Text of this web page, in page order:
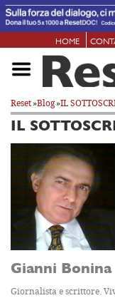
HOME
Reset»Blog»IL
IL
Gianni Bonina
Giornalista e scrittore.